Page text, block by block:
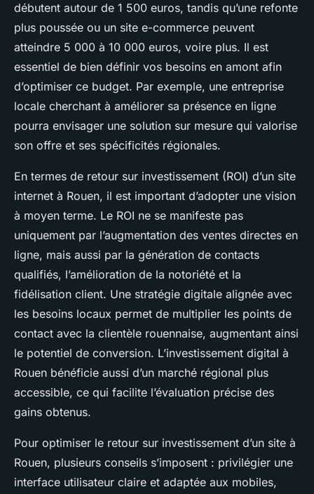
débutent autour de 1 500 euros, tandis qu’une refonte
plus poussée ou un site e-commerce peuvent
atteindre 5 000 à 10 000 euros, voire plus. Il est
essentiel de bien définir vos besoins en amont afin
d’optimiser ce budget. Par exemple, une entreprise
locale cherchant à améliorer sa présence en ligne
pourra envisager une solution sur mesure qui valorise
son offre et ses spécificités régionales.
En termes de retour sur investissement (ROI) d’un site
internet à Rouen, il est important d’adopter une vision
à moyen terme. Le ROI ne se manifeste pas
uniquement par l’augmentation des ventes directes en
ligne, mais aussi par la génération de contacts
qualifiés, l’amélioration de la notoriété et la
fidélisation client. Une stratégie digitale alignée avec
les besoins locaux permet de multiplier les points de
contact avec la clientèle rouennaise, augmentant ainsi
le potentiel de conversion. L’investissement digital à
Rouen bénéficie aussi d’un marché régional plus
accessible, ce qui facilite l’évaluation précise des
gains obtenus.
Pour optimiser le retour sur investissement d’un site à
Rouen, plusieurs conseils s’imposent : privilégier une
interface utilisateur claire et adaptée aux mobiles,